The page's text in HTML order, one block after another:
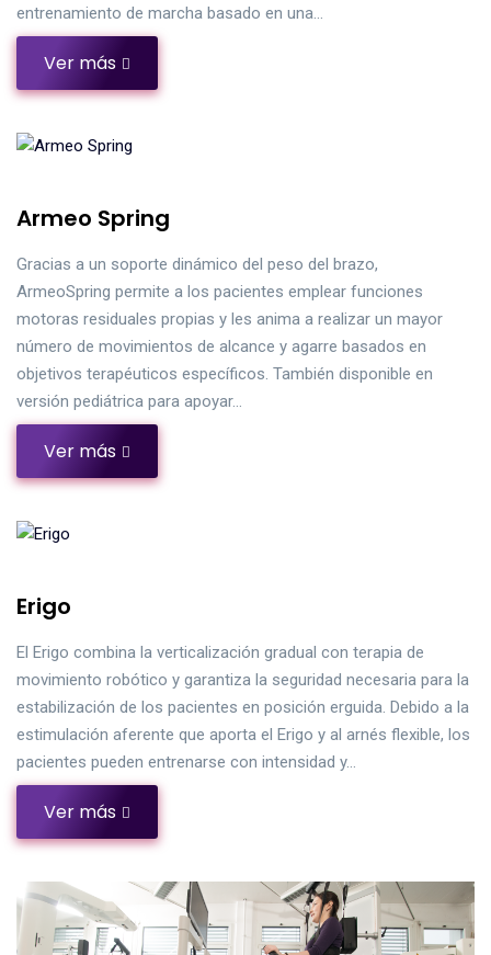
entrenamiento de marcha basado en una…
Ver más
Armeo Spring
Gracias a un soporte dinámico del peso del brazo,
ArmeoSpring permite a los pacientes emplear funciones
motoras residuales propias y les anima a realizar un mayor
número de movimientos de alcance y agarre basados en
objetivos terapéuticos específicos. También disponible en
versión pediátrica para apoyar…
Ver más
Erigo
El Erigo combina la verticalización gradual con terapia de
movimiento robótico y garantiza la seguridad necesaria para la
estabilización de los pacientes en posición erguida. Debido a la
estimulación aferente que aporta el Erigo y al arnés flexible, los
pacientes pueden entrenarse con intensidad y…
Ver más